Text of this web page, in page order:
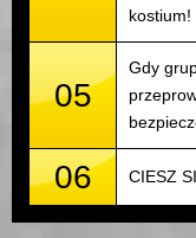
kostium!
05
Gdy
06 CIESZ